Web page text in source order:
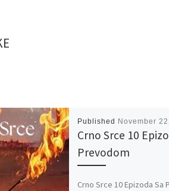
Published November
Crno Srce 10
Prevodom
Crno Srce 10 Epizoda Sa